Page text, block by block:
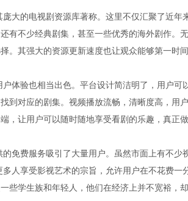
大的电视剧资源库著称。这里不仅汇聚了近
有不少经典剧集，甚至一些优秀的海外剧作。
。其强大的资源更新速度也让观众能够第一时
体验也相当出色。平台设计简洁明了，用户
到对应的剧集。视频播放流畅，清晰度高，用
，让用户可以随时随地享受看剧的乐趣，真正
免费服务吸引了大量用户。虽然市面上有不
人享受影视艺术的宗旨，允许用户在不花费
些学生族和年轻人，他们在经济上并不宽裕，